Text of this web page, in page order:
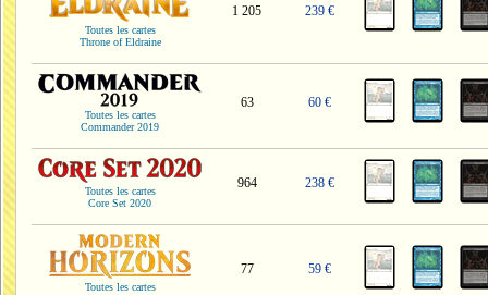
Toutes les cartes
Throne of Eldraine
1 205 239 €
Toutes les cartes
Commander 2019
63 60 €
Toutes les cartes
Core Set 2020
964 238 €
Toutes les cartes
77 59 €